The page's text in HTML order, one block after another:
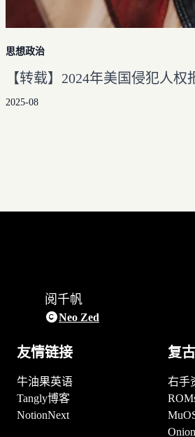
思想政治
【转载】2024年美国侵犯人权
2025-08
阅千帆
Neo Zed
友情链接
牛油果英语
Tangly博客
NotionNext
复
右手